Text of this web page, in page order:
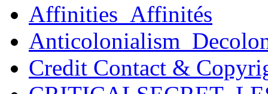
Affinities_Affinités
Credit Contact &